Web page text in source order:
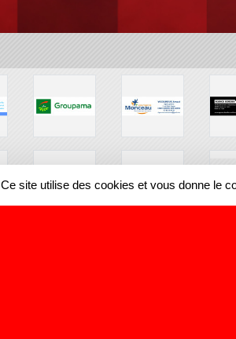
Ce site utilise des cookies et vous donne le